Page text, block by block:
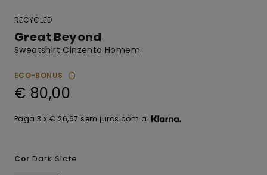
RECYCLED
Great Beyond
Sweatshirt Cinzento Homem
ECO-BONUS
€ 80,00
Paga 3 x € 26,67 sem juros com a
Cor Dark Slate